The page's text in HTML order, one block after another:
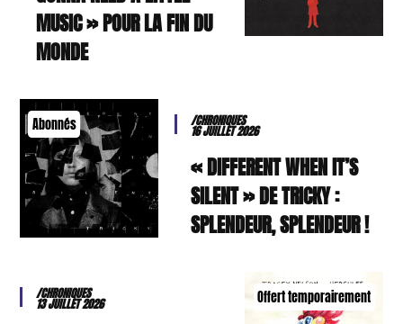
MUSIC » POUR LA FIN DU
MONDE
Abonnés /CHRONIQUES
16 JUILLET 2026
« DIFFERENT WHEN IT’S
SILENT » DE TRICKY :
SPLENDEUR, SPLENDEUR !
Offert temporairement
/CHRONIQUES
13 JUILLET 2026